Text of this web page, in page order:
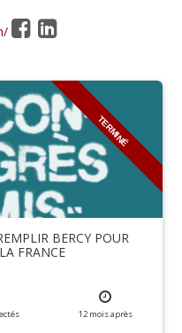
TERMINÉ
BERCY POUR
FRANCE
12moisaprès